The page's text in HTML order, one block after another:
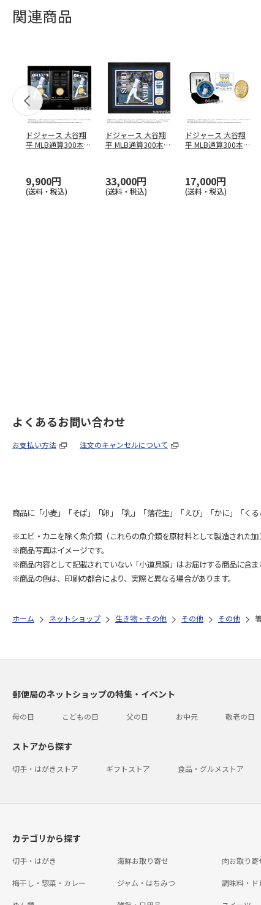
関連商品
ドジャース 大谷翔
平 MLB通算300本塁
9,900円
(送料・税込)
ドジャース 大谷翔
平 MLB通算300本塁
33,000円
(送料・税込)
ドジャース 大谷翔
平 MLB通算300本塁
17,000円
(送料・税込)
よくあるお問い合わせ
お支払い方法 注文のキャンセルについて
商品に「小麦」「そば」「卵」「乳」「落花生」「えび」「かに」「く
※エビ・カニを除く魚介類（これらの魚介類を原材料として製造された
※商品写真はイメージです。
※商品内容として記載されていない「小道具類」はお届けする商品に含ま
※商品の色は、印刷の都合により、実際と異なる場合があります。
ホーム ネットショップ 生き物・その他 その他 その他
郵便局のネットショップの特集・イベント
母の日 こどもの日 父の日 お中元 敬老の日
ストアから探す
切手・はがきストア ギフトストア 食品・グルメストア
カテゴリから探す
切手・はがき 海鮮お取り寄せ 肉お取り寄
梅干し・惣菜・カレー ジャム・はちみつ 調味料・ド